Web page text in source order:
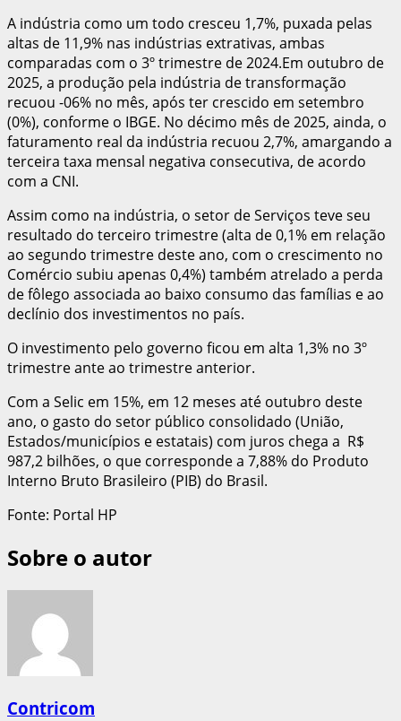
A indústria como um todo cresceu 1,7%, puxada pelas
altas de 11,9% nas indústrias extrativas, ambas
comparadas com o 3º trimestre de 2024.Em outubro de
2025, a produção pela indústria de transformação
recuou -06% no mês, após ter crescido em setembro
(0%), conforme o IBGE. No décimo mês de 2025, ainda, o
faturamento real da indústria recuou 2,7%, amargando a
terceira taxa mensal negativa consecutiva, de acordo
com a CNI.
Assim como na indústria, o setor de Serviços teve seu
resultado do terceiro trimestre (alta de 0,1% em relação
ao segundo trimestre deste ano, com o crescimento no
Comércio subiu apenas 0,4%) também atrelado a perda
de fôlego associada ao baixo consumo das famílias e ao
declínio dos investimentos no país.
O investimento pelo governo ficou em alta 1,3% no 3º
trimestre ante ao trimestre anterior.
Com a Selic em 15%, em 12 meses até outubro deste
ano, o gasto do setor público consolidado (União,
Estados/municípios e estatais) com juros chega a R$
987,2 bilhões, o que corresponde a 7,88% do Produto
Interno Bruto Brasileiro (PIB) do Brasil.
Fonte: Portal HP
Sobre o autor
Contricom